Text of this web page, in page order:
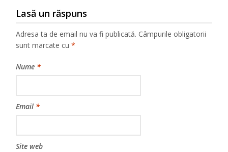
Lasă un răspuns
Adresa ta de email nu va fi publicată. Câmpurile obligatorii
sunt marcate cu*
Nume *
Email *
Site web